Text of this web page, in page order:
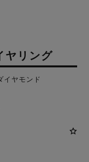
ヤリング
イヤモンド